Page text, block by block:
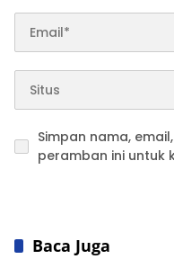
Simpan nama,
peramban ini untuk
Baca Juga